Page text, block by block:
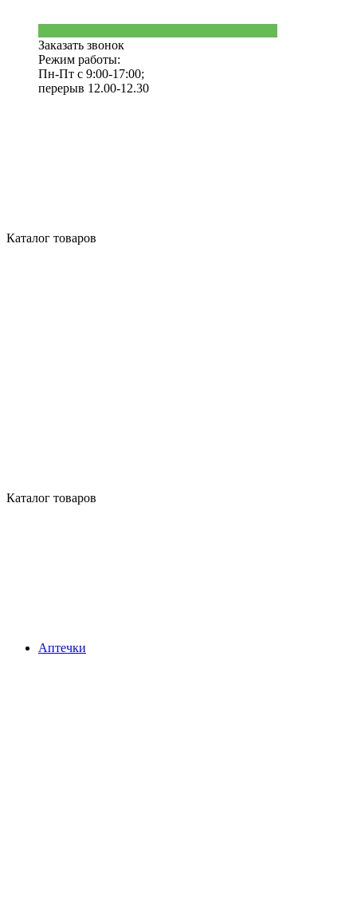
Заказать звонок
Режим работы:
Пн-Пт с 9:00-17:00;
перерыв 12.00-12.30
Каталог товаров
Каталог товаров
Аптечки